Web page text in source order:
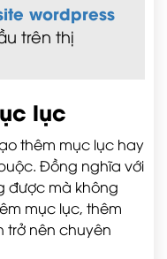
wordpress
trên thị
lục
thêm mục lục hay
Đồng nghĩa với
được mà không
mục lục, thêm
trở nên chuyên